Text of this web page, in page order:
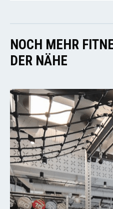
NOCH MEHR
DER NÄHE